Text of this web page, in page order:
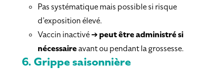
Pas systématique mais possible si risque
d’exposition élevé.
Vaccin inactivé ➔peut être administré si
nécessaireavant ou pendant la grossesse.
6. Grippe saisonnière